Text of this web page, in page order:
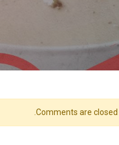
Comments are